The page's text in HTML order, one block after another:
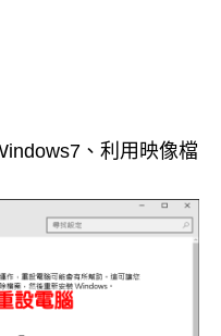
、利用映像檔